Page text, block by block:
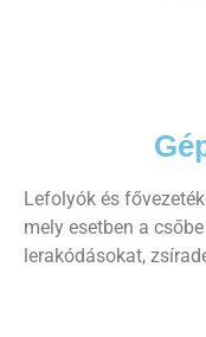
Lefolyók és
mely esetben a
lerakódásokat,